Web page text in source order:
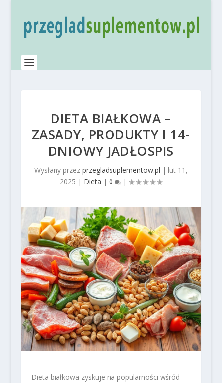
DIETA BIAŁKOWA –
ZASADY, PRODUKTY I 14-
DNIOWY JADŁOSPIS
Wysłany przez przegladsuplementow.pl | lut 11,
2025 | Dieta |0 |
Dieta białkowa zyskuje na popularności wśród